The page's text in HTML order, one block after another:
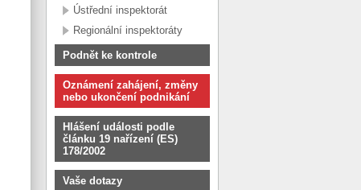
Ústřední inspektorát
Regionální inspektoráty
Podnět ke kontrole
Oznámení zahájení, změny
nebo ukončení podnikání
Hlášení události podle
článku 19 nařízení (ES)
178/2002
Vaše dotazy